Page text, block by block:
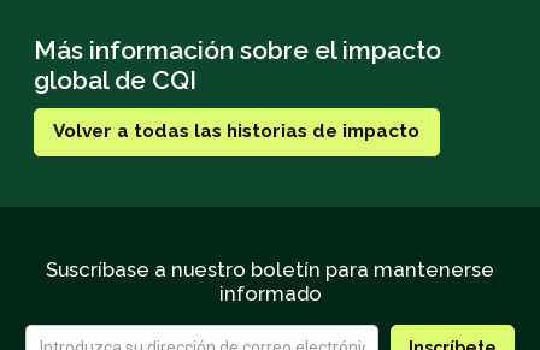
Más información sobre el impacto
global de CQI
Volver a todas las historias de impacto
Suscríbase a nuestro boletín para mantenerse
informado